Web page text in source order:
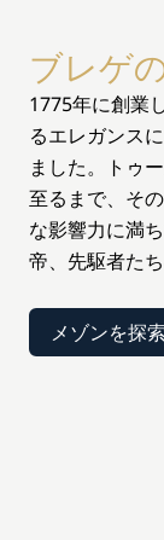
ブレゲ
1775年に創業
るエレガンス
ました。トゥ
至るまで、そ
な影響力に満
帝、先駆者た
メゾンを探